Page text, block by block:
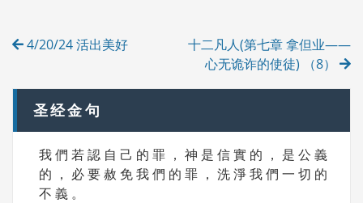
E
Post
4/20/24 活出美好
十二凡人(第七章 拿但业——
心无诡诈的使徒) （8）
圣经金句
我 們 若 認 自 己 的 罪 ， 神 是 信 實 的 ， 是 公 義
的 ， 必 要 赦 免 我 們 的 罪 ， 洗 淨 我 們 一 切 的
不 義 。